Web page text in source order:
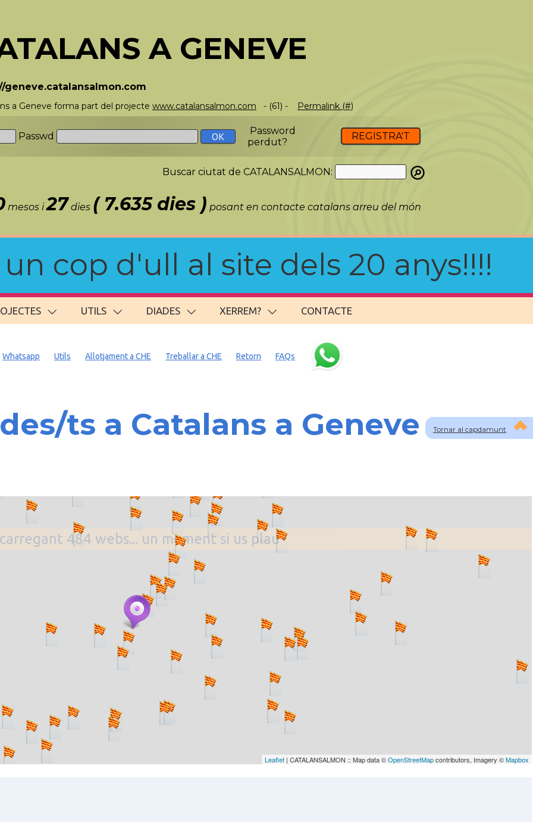
A GENEVE
geneve.catalansalmon.com
a Geneve forma part del projecte www.catalansalmon.com - (61) - Permalink (#)
Passwd
Password
perdut?
REGISTRA'T
Buscar ciutat de CATALANSALMON:
mesos i27 dies ( 7.635 dies ) posant en contacte catalans arreu del món
cop d'ull al site dels 20 anys!!!!
UTILS DIADES XERREM? CONTACTE
Tornar al capdamunt
Whatsapp Utils Allotjament a CHE Treballar a CHE Retorn FAQs
ts a Catalans a Geneve
484 webs... un moment si us plau
Leaflet | CATALANSALMON :: Map data ©OpenStreetMapcontributors, Imagery ©Mapbox